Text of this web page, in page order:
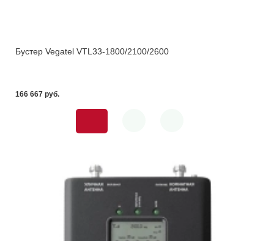
Бустер Vegatel VTL33-1800/2100/2600
166 667 pуб.